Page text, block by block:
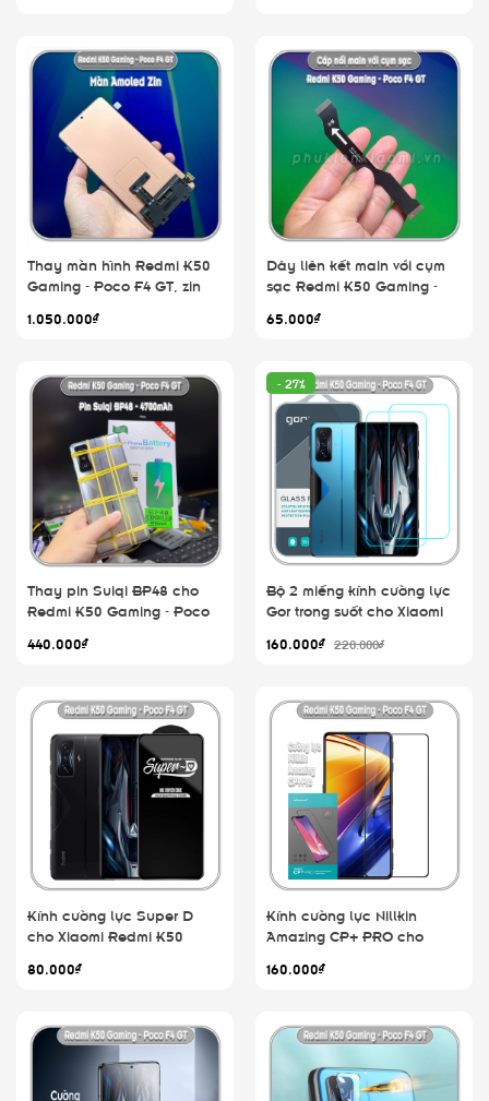
Thay màn hình Redmi K50
Gaming - Poco F4 GT, zin
1.050.000₫
Dây liên kết main với cụm
sạc Redmi K50 Gaming -
65.000₫
Thay pin Suiqi BP48 cho
Redmi K50 Gaming - Poco
440.000₫
- 27%
Bộ 2 miếng kính cường lực
Gor trong suốt cho Xiaomi
F4 GT
160.000₫ 220.000₫
Kính cường lực Super D
cho Xiaomi Redmi K50
viền Đen MIETUBL
80.000₫
Kính cường lực Nillkin
Amazing CP+ PRO cho
Poco F4 GT, FULL viền đen
160.000₫